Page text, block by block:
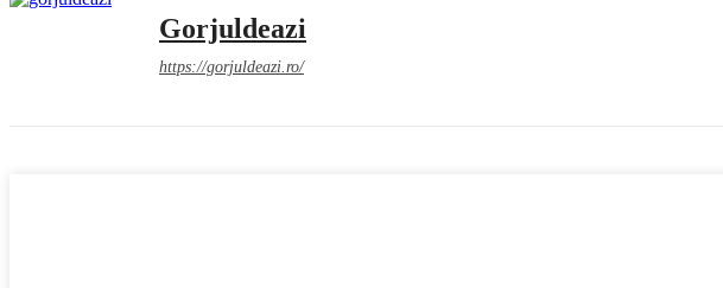
Gorjuldeazi
https://gorjuldeazi.ro/